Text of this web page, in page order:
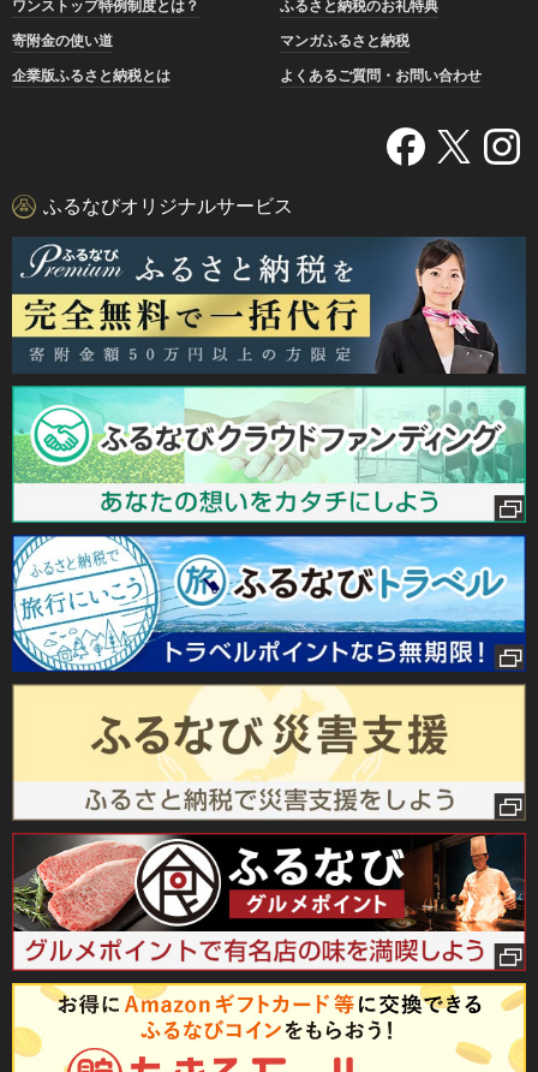
ワンストップ特例制度とは？
ふるさと納税のお礼特典
寄附金の使い道
マンガふるさと納税
企業版ふるさと納税とは
よくあるご質問・お問い合わせ
ふるなびオリジナルサービス